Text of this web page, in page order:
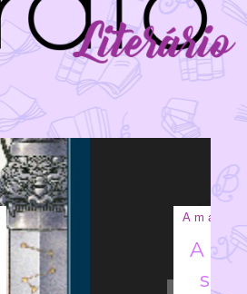
Lovelace
Princesa
salva a si